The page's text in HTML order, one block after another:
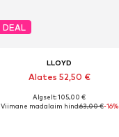
DEAL
LLOYD
Alates 52,50 €
Saadaval erinevates suurustes
Algselt: 105,00 €
Viimane madalaim hind:63,00 €-16%